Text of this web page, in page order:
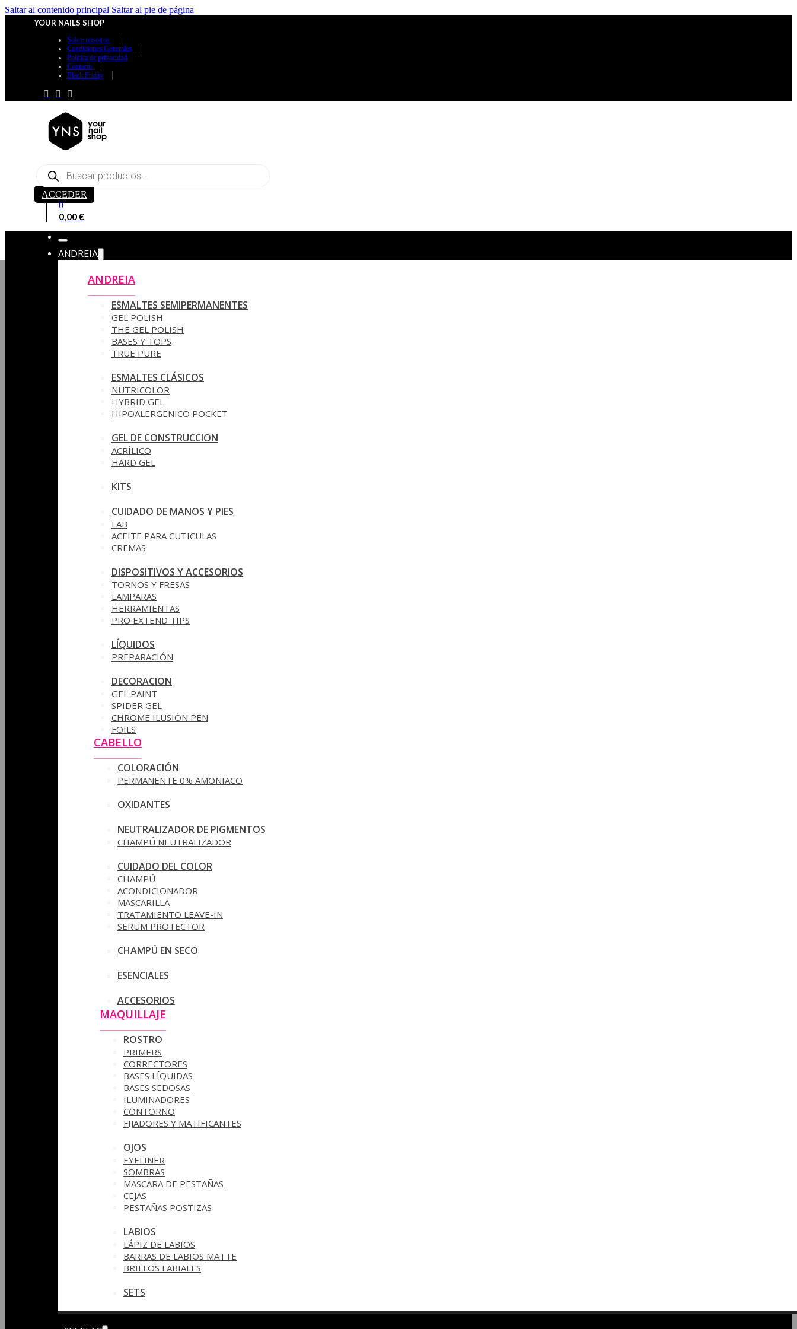
Saltar al contenido principal Saltar al pie de página
YOUR NAILS SHOP
Sobre nosotros
Condiciones Generales
Política de privacidad
Contacto
Black Friday
Búsqueda
productos
ACCEDER
0
0,00€
ANDREIA
ANDREIA
ESMALTES SEMIPERMANENTES
GEL POLISH
THE GEL POLISH
BASES Y‎ TOPS
TRUE PURE
ESMALTES CLÁSICOS
NUTRICOLOR
HYBRID GEL
HIPOALERGENICO POCKET
GEL DE CONSTRUCCION
ACRÍLICO
HARD GEL
KITS
CUIDADO DE MANOS Y PIES
LAB
ACEITE PARA CUTICULAS
CREMAS
DISPOSITIVOS Y ACCESORIOS
TORNOS Y FRESAS
LAMPARAS
HERRAMIENTAS
PRO EXTEND TIPS
LÍQUIDOS
PREPARACIÓN
DECORACION
GEL PAINT
SPIDER GEL
CHROME ILUSIÓN PEN
FOILS
CABELLO
COLORACIÓN
PERMANENTE 0% AMONIACO
OXIDANTES
NEUTRALIZADOR DE PIGMENTOS
CHAMPÚ NEUTRALIZADOR
CUIDADO DEL COLOR
CHAMPÚ
ACONDICIONADOR
MASCARILLA
TRATAMIENTO LEAVE-IN
SERUM PROTECTOR
CHAMPÚ EN SECO
ESENCIALES
ACCESORIOS
MAQUILLAJE
ROSTRO
PRIMERS
CORRECTORES
BASES LÍQUIDAS
BASES SEDOSAS
ILUMINADORES
CONTORNO
FIJADORES Y MATIFICANTES
OJOS
EYELINER
SOMBRAS
MASCARA DE PESTAÑAS
CEJAS
PESTAÑAS POSTIZAS
LABIOS
LÁPIZ DE LABIOS
BARRAS DE LABIOS MATTE
BRILLOS LABIALES
SETS